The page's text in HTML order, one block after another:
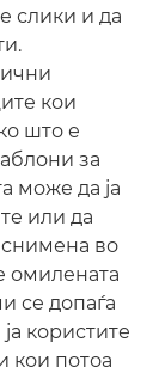
слики и да
кои
што е
за
може да ја
или да
снимена во
омилената
се допаѓа
користите
кои потоа